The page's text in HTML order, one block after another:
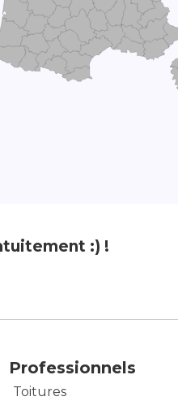
:) !
Professionnels
Toitures